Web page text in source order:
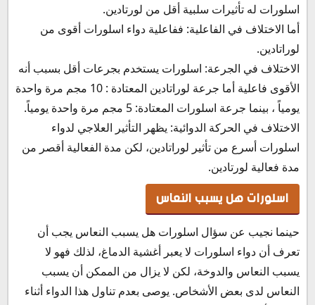
اسلورات له تأثيرات سلبية أقل من لورتادين.
أما الاختلاف في الفاعلية: ففاعلية دواء اسلورات أقوى من
لوراتادين.
الاختلاف في الجرعة: اسلورات يستخدم بجرعات أقل بسبب أنه
الأقوى فاعلية أما جرعة لوراتادين المعتادة : 10 مجم مرة واحدة
يومياً ، بينما جرعة اسلورات المعتادة: 5 مجم مرة واحدة يومياً.
الاختلاف في الحركة الدوائية: يظهر التأثير العلاجي لدواء
اسلورات أسرع من تأثير لوراتادين، لكن مدة الفعالية أقصر من
مدة فعالية لورتادين.
اسلورات هل يسبب النعاس
حينما نجيب عن سؤال اسلورات هل يسبب النعاس يجب أن
تعرف أن دواء اسلورات لا يعبر أغشية الدماغ، لذلك فهو لا
يسبب النعاس والدوخة، لكن لا يزال من الممكن أن يسبب
النعاس لدى بعض الأشخاص. يوصى بعدم تناول هذا الدواء أثناء